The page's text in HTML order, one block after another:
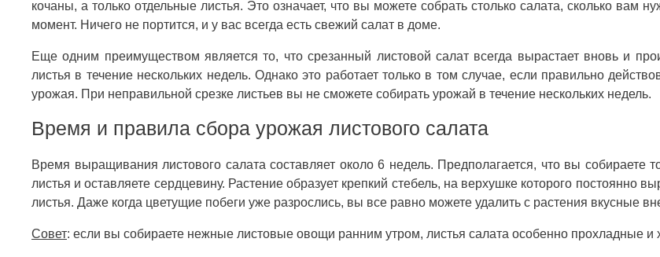
кочаны, а только отдельные листья. Это означает, что вы можете собрать столько салата, сколько вам
момент. Ничего не портится, и у вас всегда есть свежий салат в доме.
Еще одним преимуществом является то, что срезанный листовой салат всегда вырастает вновь и
листья в течение нескольких недель. Однако это работает только в том случае, если правильно
урожая. При неправильной срезке листьев вы не сможете собирать урожай в течение нескольких недель.
Время и правила сбора урожая листового салата
Время выращивания листового салата составляет около 6 недель. Предполагается, что вы собираете
листья и оставляете сердцевину. Растение образует крепкий стебель, на верхушке которого постоянно
листья. Даже когда цветущие побеги уже разрослись, вы все равно можете удалить с растения вкусные
Совет: если вы собираете нежные листовые овощи ранним утром, листья салата особенно прохладные и